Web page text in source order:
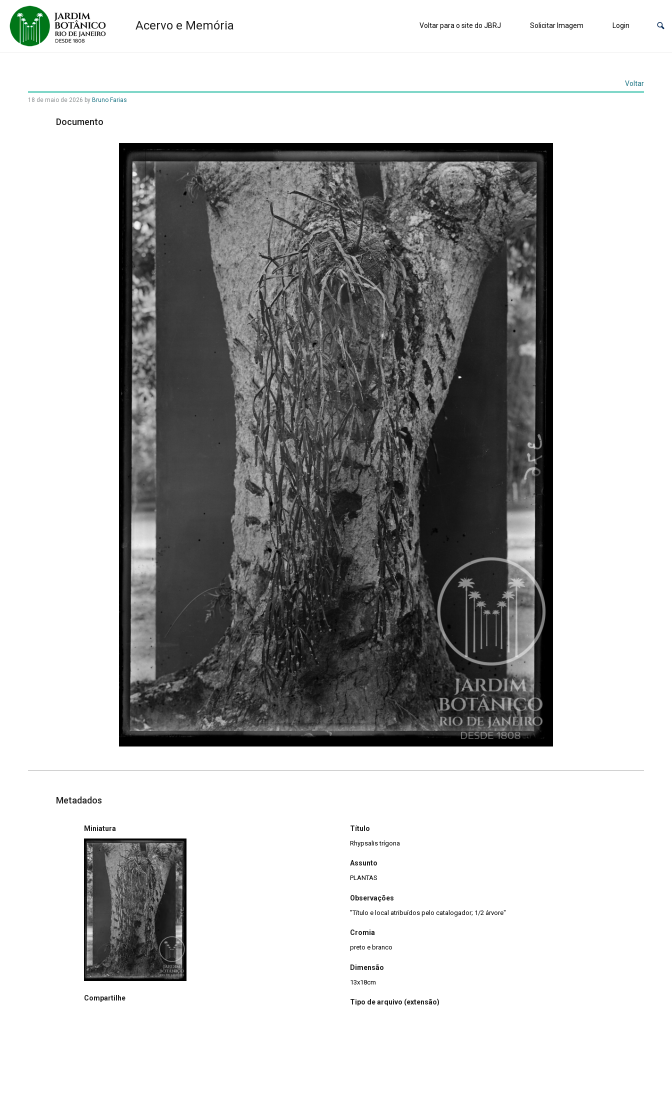
Acervo e Memória Voltar para o site do JBRJ Solicitar Imagem Login
Voltar
18 de maio de 2026 by Bruno Farias
Documento
Metadados
Miniatura
Compartilhe
Título
Rhypsalis trígona
Assunto
PLANTAS
Observações
"Título e local atribuídos pelo catalogador; 1/2 árvore"
Cromia
preto e branco
Dimensão
13x18cm
Tipo de arquivo (extensão)